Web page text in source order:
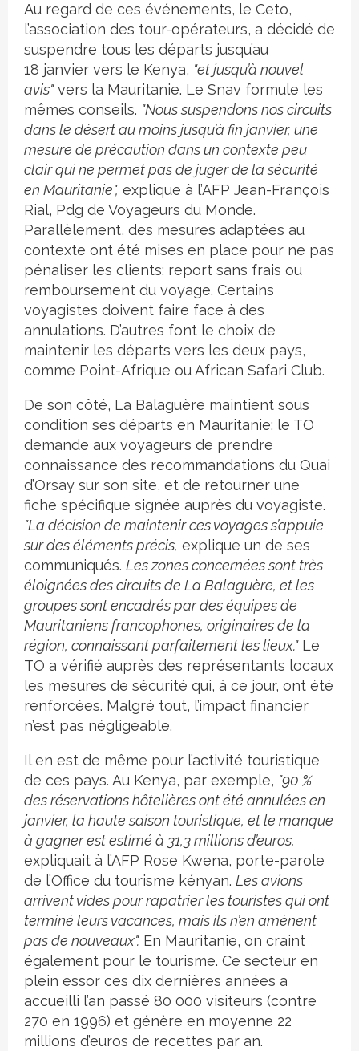
Au regard de ces événements, le Ceto,
l’association des tour-opérateurs, a décidé de
suspendre tous les départs jusqu’au
18 janvier vers le Kenya, "et jusqu’à nouvel
avis"vers la Mauritanie. Le Snav formule les
mêmes conseils. "Nous suspendons nos circuits
dans le désert au moins jusqu’à fin janvier, une
mesure de précaution dans un contexte peu
clair qui ne permet pas de juger de la sécurité
en Mauritanie", explique à l’AFP Jean-François
Rial, Pdg de Voyageurs du Monde.
Parallèlement, des mesures adaptées au
contexte ont été mises en place pour ne pas
pénaliser les clients: report sans frais ou
remboursement du voyage. Certains
voyagistes doivent faire face à des
annulations. D’autres font le choix de
maintenir les départs vers les deux pays,
comme Point-Afrique ou African Safari Club.
De son côté, La Balaguère maintient sous
condition ses départs en Mauritanie: le TO
demande aux voyageurs de prendre
connaissance des recommandations du Quai
d’Orsay sur son site, et de retourner une
fiche spécifique signée auprès du voyagiste.
"La décision de maintenir ces voyages s’appuie
sur des éléments précis, explique un de ses
communiqués. Les zones concernées sont très
éloignées des circuits de La Balaguère, et les
groupes sont encadrés par des équipes de
Mauritaniens francophones, originaires de la
région, connaissant parfaitement les lieux."Le
TO a vérifié auprès des représentants locaux
les mesures de sécurité qui, à ce jour, ont été
renforcées. Malgré tout, l’impact financier
n’est pas négligeable.
Il en est de même pour l’activité touristique
de ces pays. Au Kenya, par exemple, "90 %
des réservations hôtelières ont été annulées en
janvier, la haute saison touristique, et le manque
à gagner est estimé à 31,3 millions d’euros,
expliquait à l’AFP Rose Kwena, porte-parole
de l’Office du tourisme kényan. Les avions
arrivent vides pour rapatrier les touristes qui ont
terminé leurs vacances, mais ils n’en amènent
pas de nouveaux". En Mauritanie, on craint
également pour le tourisme. Ce secteur en
plein essor ces dix dernières années a
accueilli l’an passé 80 000 visiteurs (contre
270 en 1996) et génère en moyenne 22
millions d’euros de recettes par an.